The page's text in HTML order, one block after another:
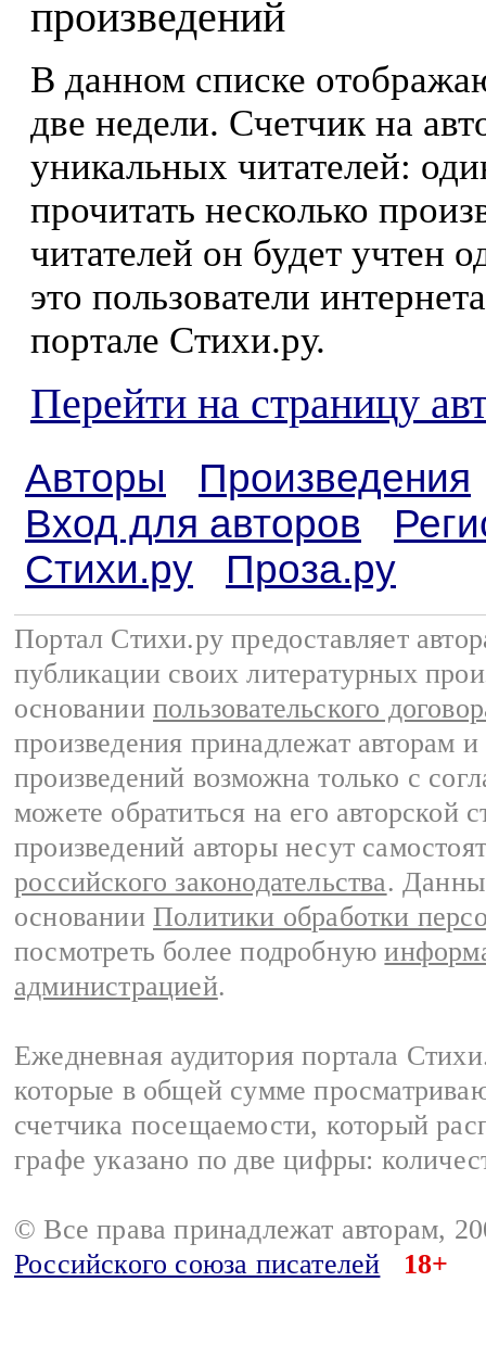
произведений
В данном списке
две недели. Счетчик на
уникальных читателей:
прочитать несколько
читателей он будет учтен
это пользователи
портале Стихи.ру.
Перейти на страницу
Авторы
Произведения
Вход для авторов
Стихи.ру
Проза.ру
Портал Стихи.ру предоставляет
публикации своих литературных
основании пользовательского
произведения принадлежат авторам
произведений возможна только с
можете обратиться на его авторской
произведений авторы несут
российского законодательства.
основании Политики обработки
посмотреть более подробную
администрацией.
Ежедневная аудитория портала
которые в общей сумме
счетчика посещаемости, который
графе указано по две цифры:
© Все права принадлежат авторам,
Российского союза писателей
18+